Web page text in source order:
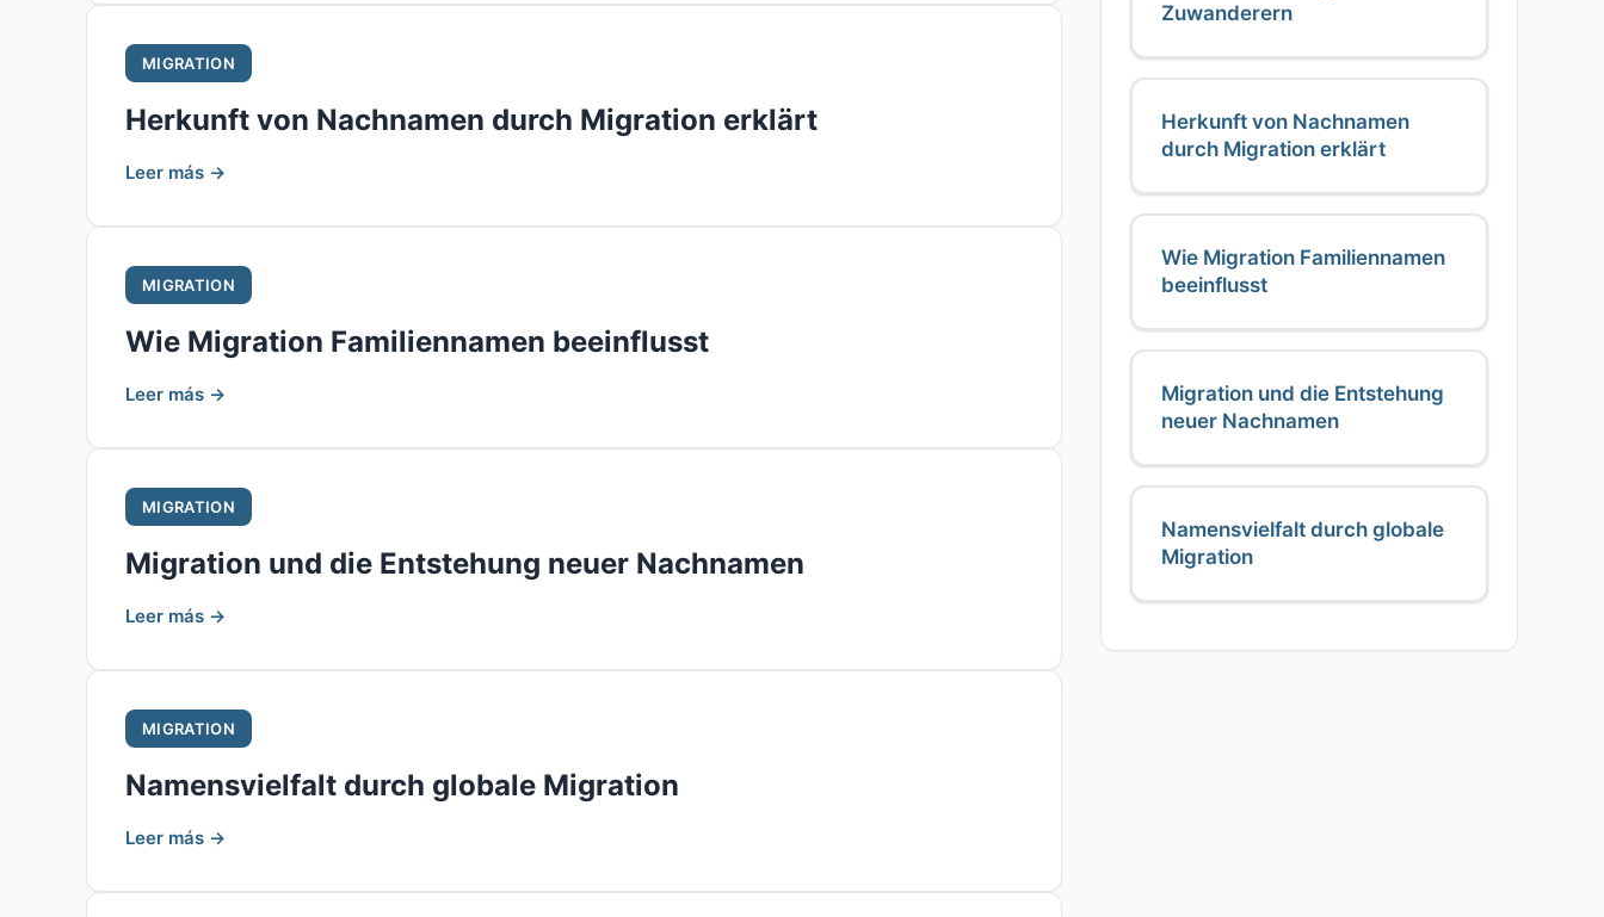
MIGRATION
Herkunft von Nachnamen durch Migration erklärt
Leer más →
MIGRATION
Wie Migration Familiennamen beeinflusst
Leer más →
MIGRATION
Migration und die Entstehung neuer Nachnamen
Leer más →
MIGRATION
Namensvielfalt durch globale Migration
Leer más →
Zuwanderern
Herkunft von Nachnamen
durch Migration erklärt
Wie Migration Familiennamen
beeinflusst
Migration und die Entstehung
neuer Nachnamen
Namensvielfalt durch globale
Migration